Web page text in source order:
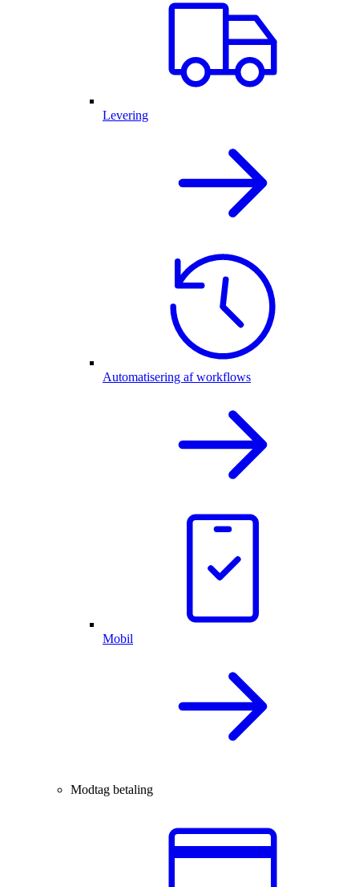
Levering
Automatisering af workflows
Mobil
Modtag betaling